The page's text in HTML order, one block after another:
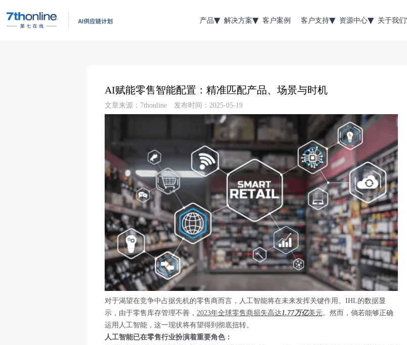
产品 解决方案 客户案例 客户支持 资源中心 关于我们
AI赋能零售智能配置：精准匹配产品、场景与时机
文章来源：7thonline 发布时间：2025-05-19
对于渴望在竞争中占据先机的零售商而言，人工智能将在未来发挥关键作用。IHL的数据显
示，由于零售库存管理不善， 2023年全球零售商损失高达1.77万亿美元。然而，倘若能够正确
运用人工智能，这一现状将有望得到彻底扭转。
人工智能已在零售行业扮演着重要角色：